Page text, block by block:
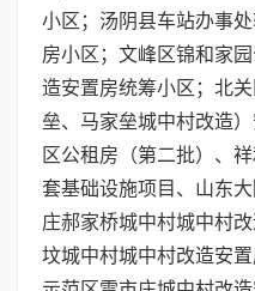
小区；汤阴县车站办事
房小区；文峰区锦和家
造安置房统筹小区；北
垒、马家垒城中村改造
区公租房（第二批）、
套基础设施项目、山东
庄郝家桥城中村城中村
坟城中村城中村改造安